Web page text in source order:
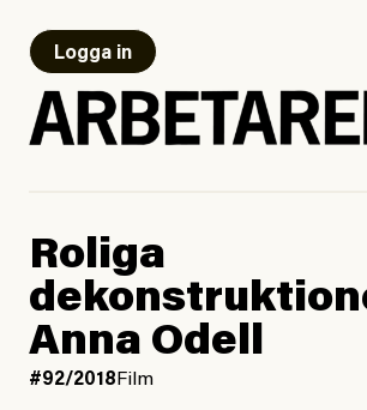
Logga in
Roliga
Anna Odell
#92/2018Film